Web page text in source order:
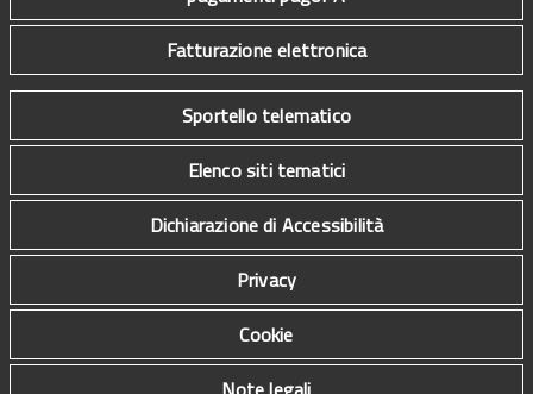
Fatturazione elettronica
Sportello telematico
Elenco siti tematici
Dichiarazione di Accessibilità
Privacy
Cookie